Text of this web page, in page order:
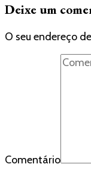
Deixe um
O seu endereço
Comentário